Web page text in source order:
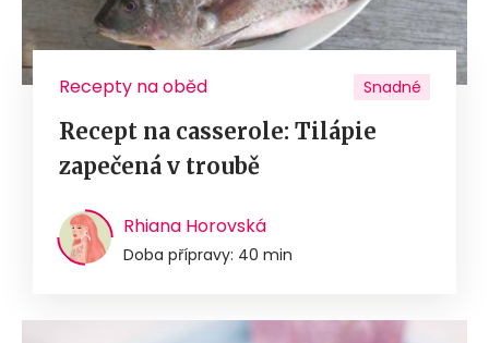
Recepty na oběd Snadné
Recept na casserole: Tilápie
zapečená v troubě
Rhiana Horovská
Doba přípravy: 40 min